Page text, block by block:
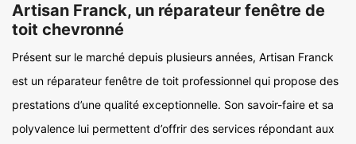
Artisan Franck, un réparateur fenêtre de
toit chevronné
Présent sur le marché depuis plusieurs années, Artisan Franck
est un réparateur fenêtre de toit professionnel qui propose des
prestations d’une qualité exceptionnelle. Son savoir-faire et sa
polyvalence lui permettent d’offrir des services répondant aux